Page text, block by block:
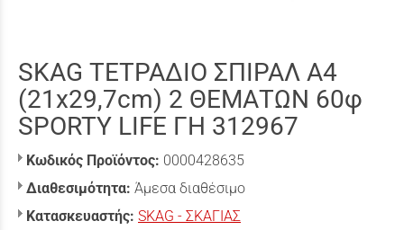
SKAG ΤΕΤΡΑΔΙΟ ΣΠΙΡΑΛ A4
(21x29,7cm) 2 ΘΕΜΑΤΩΝ 60φ
SPORTY LIFE ΓΗ 312967
Κωδικός Προϊόντος: 0000428635
Διαθεσιμότητα: Άμεσα διαθέσιμο
Κατασκευαστής: SKAG - ΣΚΑΓΙΑΣ